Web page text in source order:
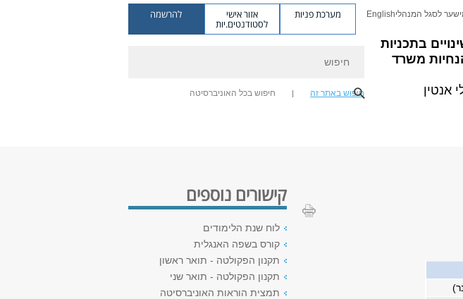
בתכניות
משרד
אנטין
שער לסגל המנהליEnglish מערכת פניות אזור אישי
לסטודנטים.יות
להרשמה
חיפוש באתר זה חיפוש בכל האוניברסיטה
קישורים נוספים
לוח שנת הלימודים
קורס בשפה האנגלית
תקנון הפקולטה - תואר ראשון
תקנון הפקולטה - תואר שני
תמצית הוראות האוניברסיטה